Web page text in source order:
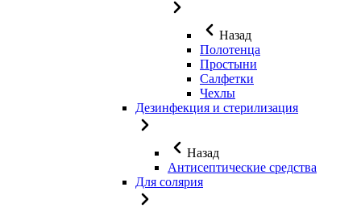
Назад
Полотенца
Простыни
Салфетки
Чехлы
Дезинфекция и стерилизация
Назад
Антисептические средства
Для солярия